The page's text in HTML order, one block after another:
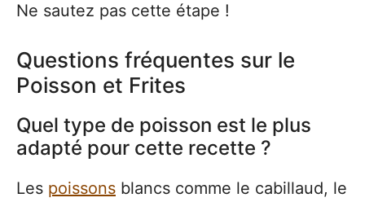
Ne sautez pas cette étape !
Questions fréquentes sur le
Poisson et Frites
Quel type de poisson est le plus
adapté pour cette recette ?
Les poissons blancs comme le cabillaud, le